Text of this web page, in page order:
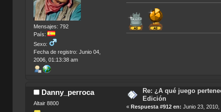
Mensajes: 792
País:
Sexo:
Fecha de registro: Junio 04,
2006, 01:13:38 am
Danny_perroca
Altair 8800
Re: ¿A qué juego
Edición
«Respuesta #912 en: Junio 23,